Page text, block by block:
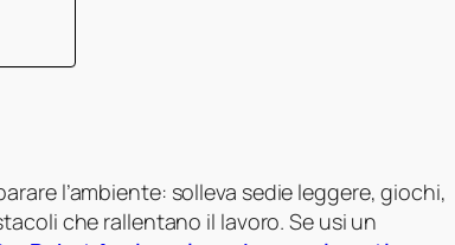
l’ambiente: solleva sedie leggere, giochi,
che rallentano il lavoro. Se usi un